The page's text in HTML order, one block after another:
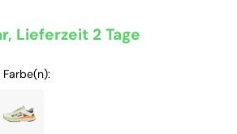
Lieferzeit 2 Tage